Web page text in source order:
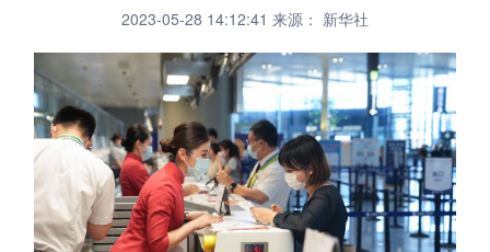
全球连线
科技 科创 量子 体育
文化 书画 健康 军事
访谈 视频 图片 政务
法律 中央文件 金融 汽车
2023-05-28 14:12:41 来源： 新华社